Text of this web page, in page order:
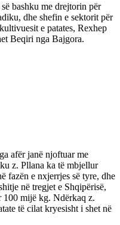
bashku me drejtorin për
dhe shefin e sektorit për
e patates, Rexhep
Beqiri nga Bajgora.
afër janë njoftuar me
z. Pllana ka të mbjellur
fazën e nxjerrjes së tyre, dhe
në tregjet e Shqipërisë,
100 mijë kg. Ndërkaq z.
të cilat kryesisht i shet në